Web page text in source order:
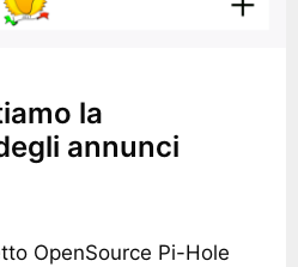
la
annunci
OpenSource Pi-Hole